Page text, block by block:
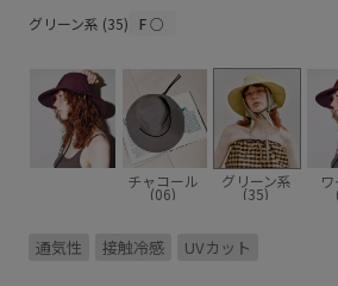
グリーン系 (35) F○
チャコール
(06)
グリーン系
(35)
通気性 接触冷感 UVカット